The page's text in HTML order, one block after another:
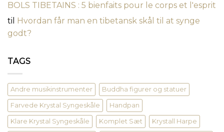
BOLS TIBETAINS : 5 bienfaits pour le corps et l'esprit
til Hvordan får man en tibetansk skål til at synge
godt?
TAGS
Andre musikinstrumenter Buddha figurer og statuer
Farvede Krystal Syngeskåle Handpan
Klare Krystal Syngeskåle Komplet Sæt Krystall Harpe